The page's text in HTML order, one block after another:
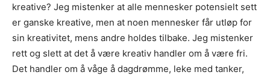
kreative? Jeg mistenker at alle mennesker potensielt sett
er ganske kreative, men at noen mennesker får utløp for
sin kreativitet, mens andre holdes tilbake. Jeg mistenker
rett og slett at det å være kreativ handler om å være fri.
Det handler om å våge å dagdrømme, leke med tanker,